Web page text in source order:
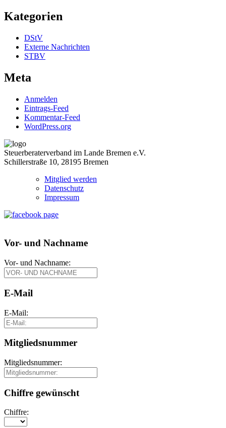
Kategorien
DStV
Externe Nachrichten
STBV
Meta
Anmelden
Eintrags-Feed
Kommentar-Feed
WordPress.org
Steuerberaterverband im Lande Bremen e.V.
Schillerstraße 10, 28195 Bremen
Mitglied werden
Datenschutz
Impressum
Vor- und Nachname
Vor- und Nachname:
E-Mail
E-Mail:
Mitgliedsnummer
Mitgliedsnummer:
Chiffre gewünscht
Chiffre: